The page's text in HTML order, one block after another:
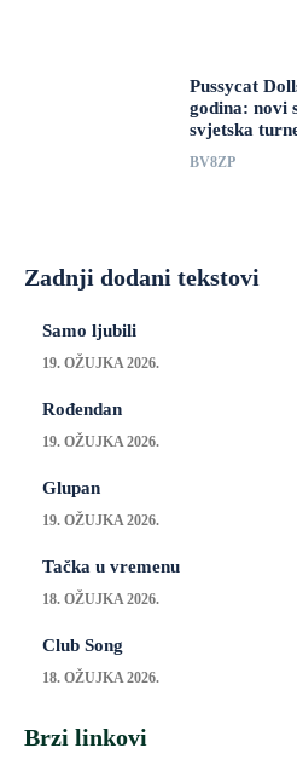
Pussycat
godina: novi
svjetska
BV8ZP
Zadnji dodani tekstovi
Samo ljubili
19. OŽUJKA 2026.
Rođendan
19. OŽUJKA 2026.
Glupan
19. OŽUJKA 2026.
Tačka u vremenu
18. OŽUJKA 2026.
Club Song
18. OŽUJKA 2026.
Brzi linkovi